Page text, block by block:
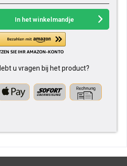
In het winkelmandje
u vragen bij het product?